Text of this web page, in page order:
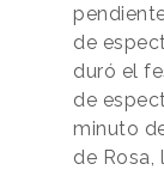
de
duró el
de
minuto
de Rosa,